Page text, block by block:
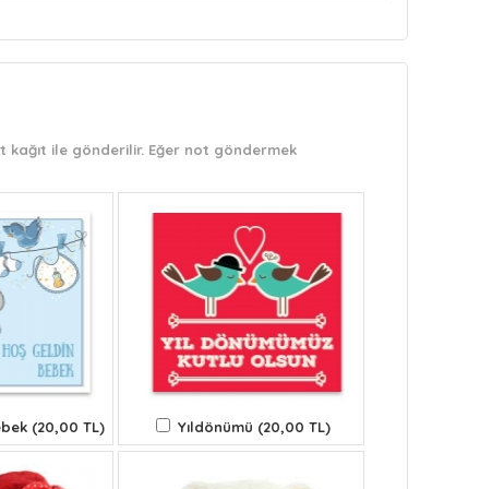
kağıt ile gönderilir. Eğer not göndermek
(20,00 TL) Yıldönümü (20,00 TL)